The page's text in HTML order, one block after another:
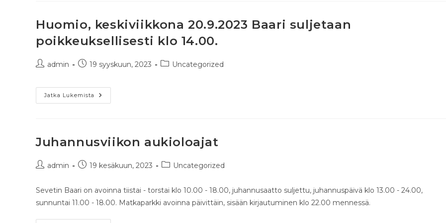
Huomio, keskiviikkona 20.9.2023 Baari suljetaan
poikkeuksellisesti klo 14.00.
admin 19 syyskuun, 2023 Uncategorized
Jatka Lukemista
Juhannusviikon aukioloajat
admin 19 kesäkuun, 2023 Uncategorized
Sevetin Baari on avoinna tiistai - torstai klo 10.00 - 18.00, juhannusaatto suljettu, juhannuspäivä klo 13.00 - 24.00,
sunnuntai 11.00 - 18.00. Matkaparkki avoinna päivittäin, sisään kirjautuminen klo 22.00 mennessä.